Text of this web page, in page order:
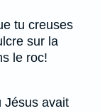
tu creuses
sur la
le roc!
Jésus avait